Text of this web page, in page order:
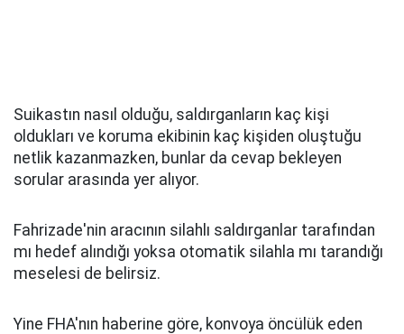
Suikastın nasıl olduğu, saldırganların kaç kişi
oldukları ve koruma ekibinin kaç kişiden oluştuğu
netlik kazanmazken, bunlar da cevap bekleyen
sorular arasında yer alıyor.
Fahrizade'nin aracının silahlı saldırganlar tarafından
mı hedef alındığı yoksa otomatik silahla mı tarandığı
meselesi de belirsiz.
Yine FHA'nın haberine göre, konvoya öncülük eden